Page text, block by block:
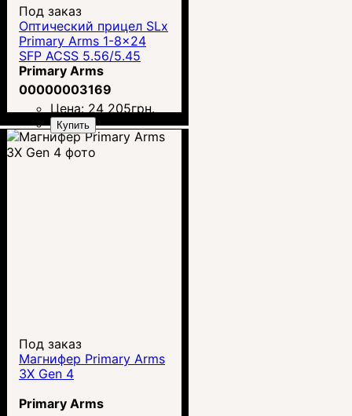
Под заказ
Оптический прицел SLx
Primary Arms 1-8x24
SFP ACSS 5.56/5.45
/.308
Primary Arms
00000003169
Цена: 24 205грн.
Купить
Под заказ
Магнифер Primary Arms
3X Gen 4
Primary Arms